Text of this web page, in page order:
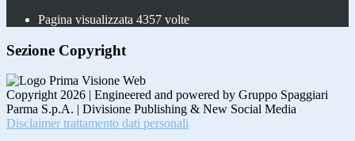
Pagina visualizzata 4357 volte
Sezione Copyright
Copyright 2026 | Engineered and powered by Gruppo Spaggiari
Parma S.p.A. | Divisione Publishing & New Social Media
Disclaimer trattamento dati personali